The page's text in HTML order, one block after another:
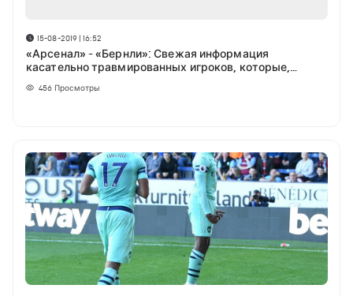
15-08-2019 | 16:52
«Арсенал» - «Бернли»: Свежая информация
касательно травмированных игроков, которые,
456 Просмотры